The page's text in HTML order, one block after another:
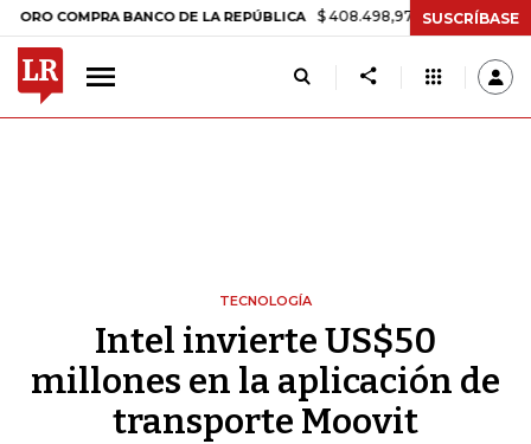
COMPRA BANCO DE LA REPÚBLICA $ 408.498,97 +$ 8.753,81 +2,19%
SUSCRÍBASE
TECNOLOGÍA
Intel invierte US$50
millones en la aplicación de
transporte Moovit